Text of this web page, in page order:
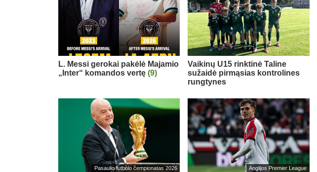
L. Messi gerokai pakėlė Majamio
„Inter“ komandos vertę (9)
Vaikinų U15 rinktinė Taline
sužaidė pirmąsias kontrolines
rungtynes
Pasaulio futbolo čempionatas 2026 Anglijos Premier League